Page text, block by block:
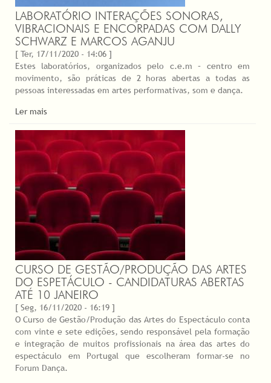
LABORATÓRIO INTERAÇÕES SONORAS,
VIBRACIONAIS E ENCORPADAS COM DALLY
SCHWARZ E MARCOS AGANJU
[ Ter, 17/11/2020 - 14:06 ]
Estes laboratórios, organizados pelo c.e.m – centro em
movimento, são práticas de 2 horas abertas a todas as
pessoas interessadas em artes performativas, som e dança.
Ler mais
CURSO DE GESTÃO/PRODUÇÃO DAS ARTES
DO ESPETÁCULO - CANDIDATURAS ABERTAS
ATÉ 10 JANEIRO
[ Seg, 16/11/2020 - 16:19 ]
O Curso de Gestão/Produção das Artes do Espectáculo conta
com vinte e sete edições, sendo responsável pela formação
e integração de muitos profissionais na área das artes do
espectáculo em Portugal que escolheram formar-se no
Forum Dança.